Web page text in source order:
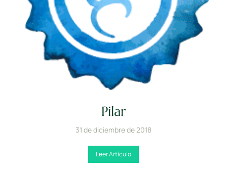
Pilar
31 de diciembre de 2018
Leer Artículo